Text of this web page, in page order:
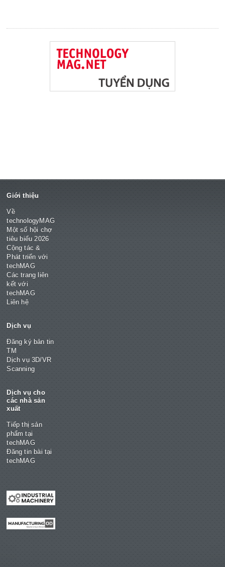
Giới thiệu
Về
technologyMAG
Một số hội chợ
tiêu biểu 2026
Cộng tác &
Phát triển với
techMAG
Các trang liên
kết với
techMAG
Liên hệ
Dịch vụ
Đăng ký bản tin
TM
Dịch vụ 3D/VR
Scanning
Dịch vụ cho
các nhà sản
xuất
Tiếp thị sản
phẩm tại
techMAG
Đăng tin bài tại
techMAG